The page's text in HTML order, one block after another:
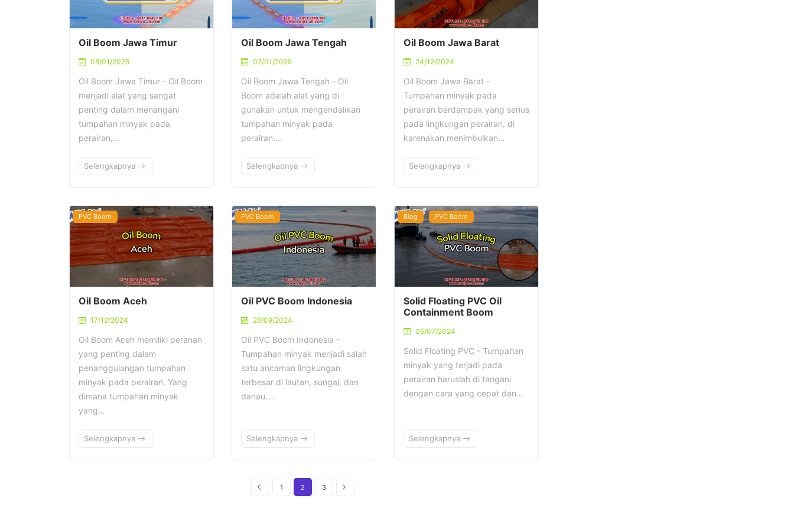
Oil Boom Jawa Timur
08/01/2025
Oil Boom Jawa Timur - Oil Boom
menjadi alat yang sangat
penting dalam menangani
tumpahan minyak pada
perairan,…
Selengkapnya
Oil Boom Jawa Tengah
07/01/2025
Oil Boom Jawa Tengah - Oil
Boom adalah alat yang di
gunakan untuk mengendalikan
tumpahan minyak pada
perairan.…
Selengkapnya
Oil Boom Jawa Barat
24/12/2024
Oil Boom Jawa Barat -
Tumpahan minyak pada
perairan berdampak yang serius
pada lingkungan perairan, di
karenakan menimbulkan…
Selengkapnya
PVC Boom
Oil Boom Aceh
17/12/2024
Oil Boom Aceh memiliki peranan
yang penting dalam
penanggulangan tumpahan
minyak pada perairan. Yang
dimana tumpahan minyak
yang…
Selengkapnya
PVC Boom
Oil PVC Boom Indonesia
26/09/2024
Oil PVC Boom Indonesia -
Tumpahan minyak menjadi salah
satu ancaman lingkungan
terbesar di lautan, sungai, dan
danau.…
Selengkapnya
Blog PVC Boom
Solid Floating PVC Oil
Containment Boom
05/07/2024
Solid Floating PVC - Tumpahan
minyak yang terjadi pada
perairan haruslah di tangani
dengan cara yang cepat dan…
Selengkapnya
1 2 3